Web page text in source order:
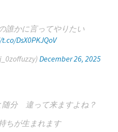
誰かに言ってやりたい
DsX0PKJQoV
December 26, 2025
随分 違って来ますよね？
ちが生まれます